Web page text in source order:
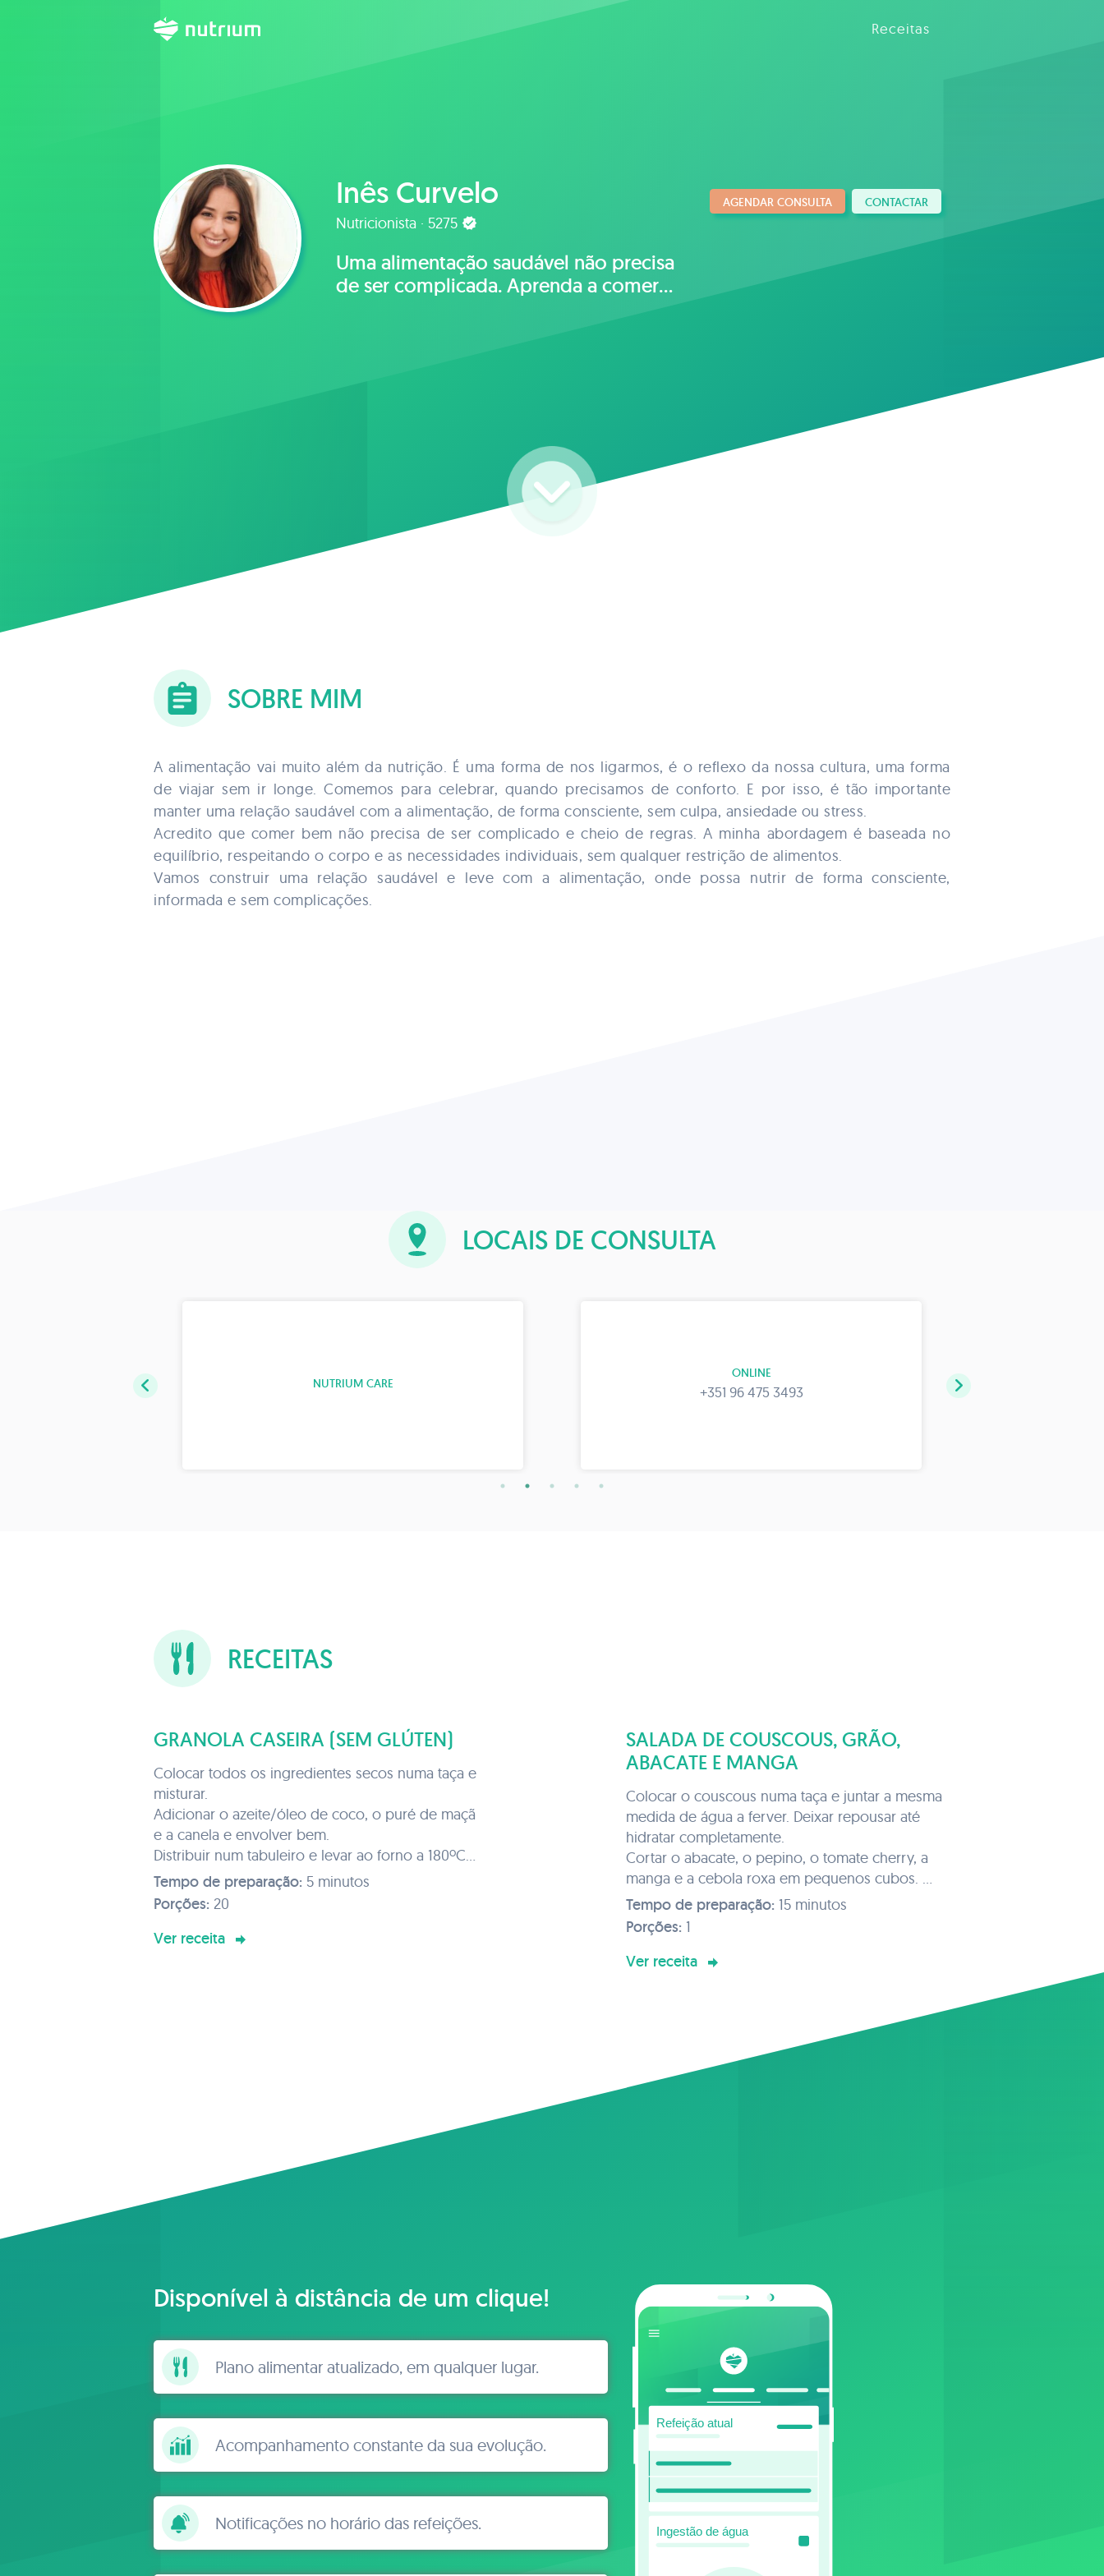
Receitas
Inês Curvelo
Nutricionista · 5275
Uma alimentação saudável não precisa
de ser complicada. Aprenda a comer
AGENDAR CONSULTA CONTACTAR
SOBRE MIM
A alimentação vai muito além da nutrição. É uma forma de nos ligarmos, é o reflexo da nossa cultura, uma forma
de viajar sem ir longe. Comemos para celebrar, quando precisamos de conforto. E por isso, é tão importante
manter uma relação saudável com a alimentação, de forma consciente, sem culpa, ansiedade ou stress.
Acredito que comer bem não precisa de ser complicado e cheio de regras. A minha abordagem é baseada no
equilíbrio, respeitando o corpo e as necessidades individuais, sem qualquer restrição de alimentos.
Vamos construir uma relação saudável e leve com a alimentação, onde possa nutrir de forma consciente,
informada e sem complicações.
LOCAIS DE CONSULTA
NUTRIUM CARE
ONLINE
+351 96 475 3493
RECEITAS
GRANOLA CASEIRA (SEM GLÚTEN)
Colocar todos os ingredientes secos numa taça e
misturar.
Adicionar o azeite/óleo de coco, o puré de maçã
e a canela e envolver bem.
Distribuir num tabuleiro e levar ao forno a 180ºC
durante cerca de 20-30 minutos e está pronta! 🤩
Tempo de preparação: 5 minutos
Porções: 20
Ver receita
SALADA DE COUSCOUS, GRÃO,
ABACATE E MANGA
Colocar o couscous numa taça e juntar a mesma
medida de água a ferver. Deixar repousar até
hidratar completamente.
Cortar o abacate, o pepino, o tomate cherry, a
manga e a cebola roxa em pequenos cubos.
Ao couscous adicionar os restantes ingredientes
(abacate, pepino, tomate cherry, manga, cebola
roxa e grão-de-bico cozido) e envolver.
Temperar com azeite, sal e sumo de limão.
Tempo de preparação: 15 minutos
Porções: 1
Ver receita
Disponível à distância de um clique!
Plano alimentar atualizado, em qualquer lugar.
Acompanhamento constante da sua evolução.
Notificações no horário das refeições.